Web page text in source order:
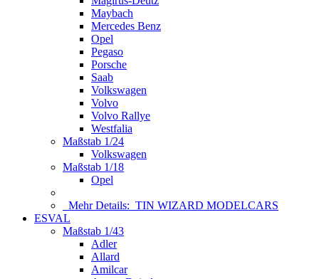
Maybach
Mercedes Benz
Opel
Pegaso
Porsche
Saab
Volkswagen
Volvo
Volvo Rallye
Westfalia
Maßstab 1/24
Volkswagen
Maßstab 1/18
Opel
Mehr Details: TIN WIZARD MODELCARS
ESVAL
Maßstab 1/43
Adler
Allard
Amilcar